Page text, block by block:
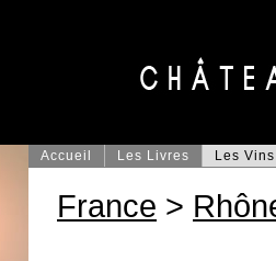
Accueil Les Livres Les Vins
France >